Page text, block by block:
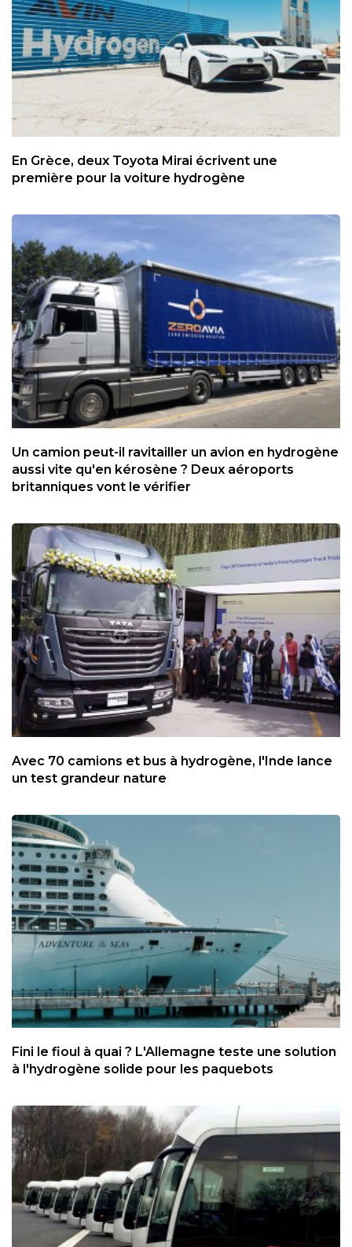
En Grèce, deux Toyota Mirai écrivent une
première pour la voiture hydrogène
Un camion peut-il ravitailler un avion en hydrogène
aussi vite qu'en kérosène ? Deux aéroports
britanniques vont le vérifier
Avec 70 camions et bus à hydrogène, l'Inde lance
un test grandeur nature
Fini le fioul à quai ? L'Allemagne teste une solution
à l'hydrogène solide pour les paquebots